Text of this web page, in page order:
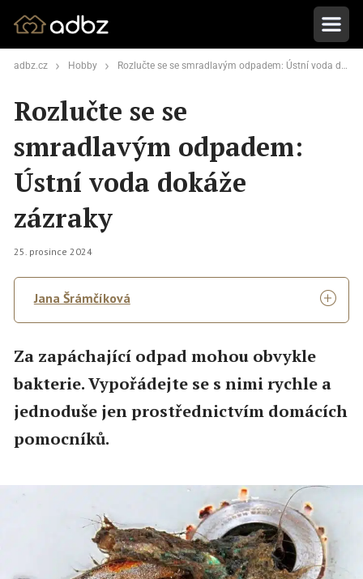
adbz.cz Hobby Rozlučte se se smradlavým odpadem: Ústní voda dokáže zázraky
Rozlučte se se
smradlavým odpadem:
Ústní voda dokáže
zázraky
25. prosince 2024
Jana Šrámčíková
Za zapáchající odpad mohou obvykle
bakterie. Vypořádejte se s nimi rychle a
jednoduše jen prostřednictvím domácích
pomocníků.